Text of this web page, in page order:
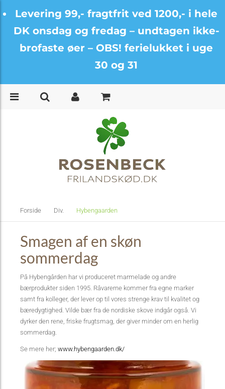
Levering 99,- fragtfrit ved 1200,- i hele
DK onsdag og fredag – undtagen ikke-
brofaste øer – OBS! ferielukket i uge
30 og 31
Forside Div. Hybengaarden
Smagen af en skøn
sommerdag
På Hybengården har vi produceret marmelade og andre
bærprodukter siden 1995. Råvarerne kommer fra egne marker
samt fra kolleger, der lever op til vores strenge krav til kvalitet og
bæredygtighed. Vilde bær fra de nordiske skove indgår også. Vi
dyrker den rene, friske frugtsmag, der giver minder om en herlig
sommerdag.
Se mere her; www.hybengaarden.dk/